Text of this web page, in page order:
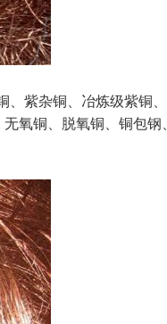
紫杂铜、冶炼级紫铜
氧铜、脱氧铜、铜包